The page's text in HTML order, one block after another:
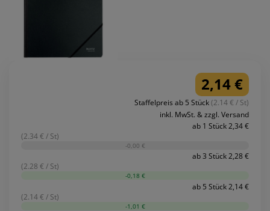
2,14 €
Staffelpreis ab 5 Stück(2.14 € / St)
inkl. MwSt. & zzgl. Versand
ab 1 Stück 2,34 €
(2.34 € / St)
-0,00 €
ab 3 Stück 2,28 €
(2.28 € / St)
-0,18 €
ab 5 Stück 2,14 €
(2.14 € / St)
-1,01 €